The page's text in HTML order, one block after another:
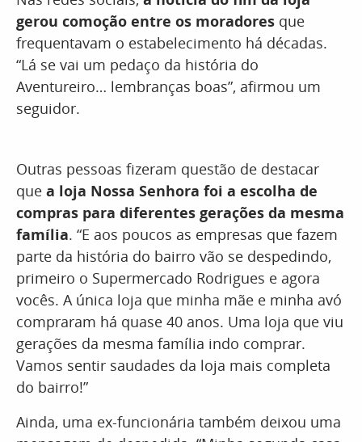
gerou comoção entre os moradores que
frequentavam o estabelecimento há décadas.
“Lá se vai um pedaço da história do
Aventureiro… lembranças boas”, afirmou um
seguidor.
Outras pessoas fizeram questão de destacar
que a loja Nossa Senhora foi a escolha de
compras para diferentes gerações da mesma
família. “E aos poucos as empresas que fazem
parte da história do bairro vão se despedindo,
primeiro o Supermercado Rodrigues e agora
vocês. A única loja que minha mãe e minha avó
compraram há quase 40 anos. Uma loja que viu
gerações da mesma família indo comprar.
Vamos sentir saudades da loja mais completa
do bairro!”
Ainda, uma ex-funcionária também deixou uma